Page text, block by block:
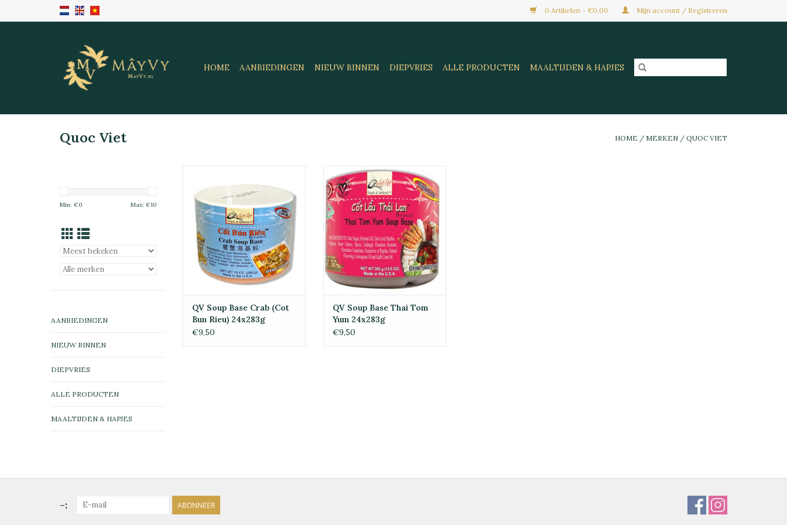
0 Artikelen - €0,00 Mijn account / Registreren
HOME AANBIEDINGEN NIEUW BINNEN DIEPVRIES ALLE PRODUCTEN MAALTIJDEN & HAPJES
Quoc Viet HOME / MERKEN / QUOC VIET
Min: €0 Max: €10
AANBIEDINGEN
NIEUW BINNEN
DIEPVRIES
ALLE PRODUCTEN
MAALTIJDEN & HAPJES
Rieu) 24x283g
TOEVOEGEN AAN
WINKELWAGEN
QV Soup Base Crab (Cot
Bun Rieu) 24x283g
€9,50
QV Soup Base Thai Tom Yum
24x283g
TOEVOEGEN AAN
WINKELWAGEN
QV Soup Base Thai Tom
Yum 24x283g
€9,50
-: ABONNEER